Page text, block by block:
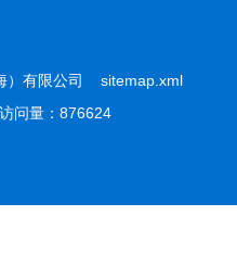
）有限公司 sitemap.xml
问量：876624